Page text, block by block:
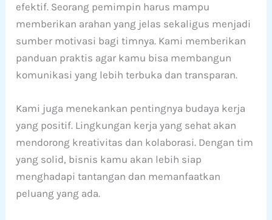
efektif. Seorang pemimpin harus mampu
memberikan arahan yang jelas sekaligus menjadi
sumber motivasi bagi timnya. Kami memberikan
panduan praktis agar kamu bisa membangun
komunikasi yang lebih terbuka dan transparan.
Kami juga menekankan pentingnya budaya kerja
yang positif. Lingkungan kerja yang sehat akan
mendorong kreativitas dan kolaborasi. Dengan tim
yang solid, bisnis kamu akan lebih siap
menghadapi tantangan dan memanfaatkan
peluang yang ada.